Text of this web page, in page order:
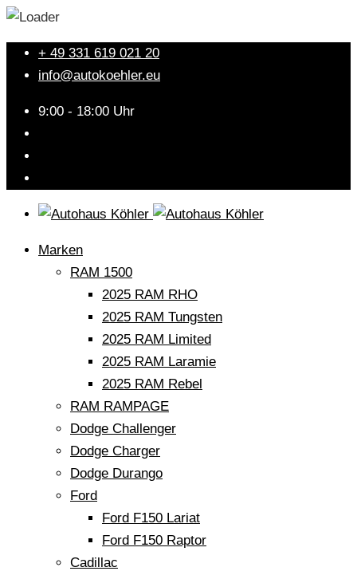
+ 49 331 619 021 20
info@autokoehler.eu
9:00 - 18:00 Uhr
Marken
RAM 1500
2025 RAM RHO
2025 RAM Tungsten
2025 RAM Limited
2025 RAM Laramie
2025 RAM Rebel
RAM RAMPAGE
Dodge Challenger
Dodge Charger
Dodge Durango
Ford
Ford F150 Lariat
Ford F150 Raptor
Cadillac